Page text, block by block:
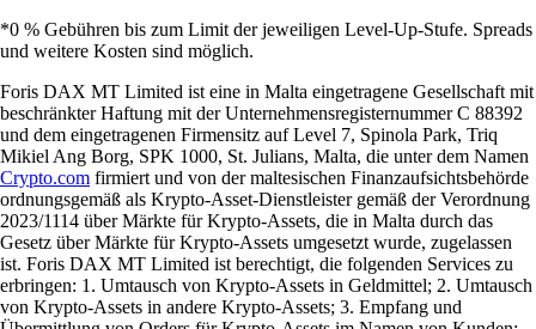
*0 % Gebühren bis zum Limit der jeweiligen Level-Up-Stufe. Spreads
und weitere Kosten sind möglich.
Foris DAX MT Limited ist eine in Malta eingetragene Gesellschaft mit
beschränkter Haftung mit der Unternehmensregisternummer C 88392
und dem eingetragenen Firmensitz auf Level 7, Spinola Park, Triq
Mikiel Ang Borg, SPK 1000, St. Julians, Malta, die unter dem Namen
Crypto.com firmiert und von der maltesischen Finanzaufsichtsbehörde
ordnungsgemäß als Krypto-Asset-Dienstleister gemäß der Verordnung
2023/1114 über Märkte für Krypto-Assets, die in Malta durch das
Gesetz über Märkte für Krypto-Assets umgesetzt wurde, zugelassen
ist. Foris DAX MT Limited ist berechtigt, die folgenden Services zu
erbringen: 1. Umtausch von Krypto-Assets in Geldmittel; 2. Umtausch
von Krypto-Assets in andere Krypto-Assets; 3. Empfang und